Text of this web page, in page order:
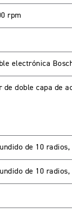
rpm
electrónica
de doble capa de
de 10 radios,
de 10 radios,